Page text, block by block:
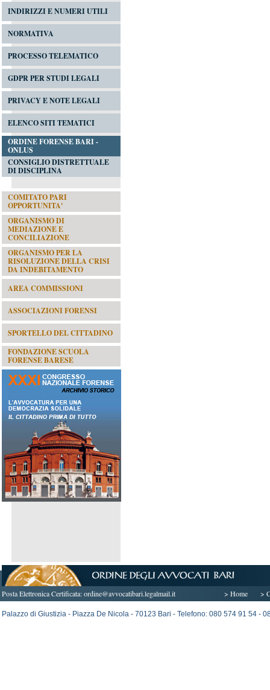
INDIRIZZI E NUMERI UTILI
NORMATIVA
PROCESSO TELEMATICO
GDPR PER STUDI LEGALI
PRIVACY E NOTE LEGALI
ELENCO SITI TEMATICI
ORDINE FORENSE BARI -
ONLUS
CONSIGLIO DISTRETTUALE
DI DISCIPLINA
COMITATO PARI
OPPORTUNITA'
ORGANISMO DI
MEDIAZIONE E
CONCILIAZIONE
ORGANISMO PER LA
RISOLUZIONE DELLA CRISI
DA INDEBITAMENTO
AREA COMMISSIONI
ASSOCIAZIONI FORENSI
SPORTELLO DEL CITTADINO
FONDAZIONE SCUOLA
FORENSE BARESE
Posta Elettronica Certificata:ordine@avvocatibari.legalmail.it > Home >
Palazzo di Giustizia - Piazza De Nicola - 70123 Bari - Telefono: 080 574 91 54 -